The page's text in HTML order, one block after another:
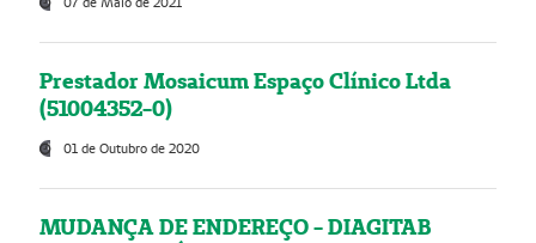
Prestador Mosaicum Espaço Clínico Ltda
(51004352-0)
01 de Outubro de 2020
MUDANÇA DE ENDEREÇO - DIAGITAB